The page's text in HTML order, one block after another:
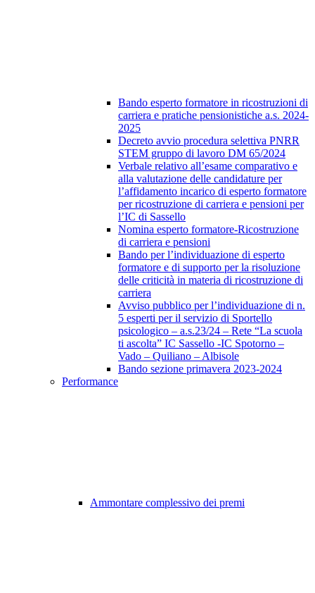
Bando esperto formatore in ricostruzioni di
carriera e pratiche pensionistiche a.s. 2024-
2025
Decreto avvio procedura selettiva PNRR
STEM gruppo di lavoro DM 65/2024
Verbale relativo all’esame comparativo e
alla valutazione delle candidature per
l’affidamento incarico di esperto formatore
per ricostruzione di carriera e pensioni per
l’IC di Sassello
Nomina esperto formatore-Ricostruzione
di carriera e pensioni
Bando per l’individuazione di esperto
formatore e di supporto per la risoluzione
delle criticità in materia di ricostruzione di
carriera
Avviso pubblico per l’individuazione di n.
5 esperti per il servizio di Sportello
psicologico – a.s.23/24 – Rete “La scuola
ti ascolta” IC Sassello -IC Spotorno –
Vado – Quiliano – Albisole
Bando sezione primavera 2023-2024
Performance
Ammontare complessivo dei premi